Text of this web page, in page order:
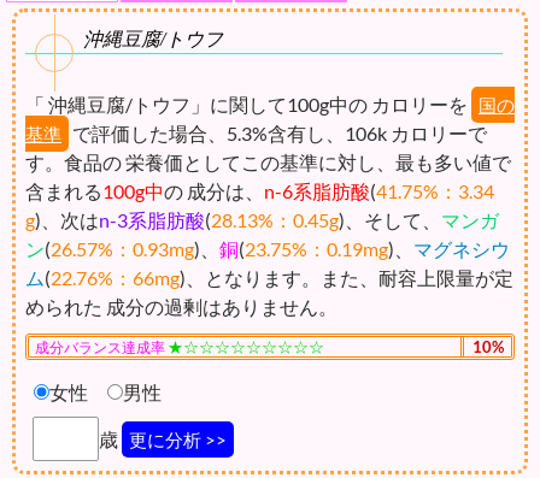
沖縄豆腐/トウフ
「 沖縄豆腐/トウフ」に関して100g中の カロリーを
国の
基準 で評価した場合、5.3%含有し、106k カロリーで
す。食品の 栄養価としてこの基準に対し、最も多い値で
含まれる100g中の 成分は、 n-6系脂肪酸(41.75%：3.34
g)、次はn-3系脂肪酸(28.13%：0.45g)、そして、 マンガ
ン(26.57%：0.93mg)、 銅(23.75%：0.19mg)、 マグネシウ
ム(22.76%：66mg)、となります。また、耐容上限量が定
められた 成分の過剰はありません。
成分バランス達成率 ★☆☆☆☆☆☆☆☆☆ 10%
女性 男性
歳 更に分析 >>